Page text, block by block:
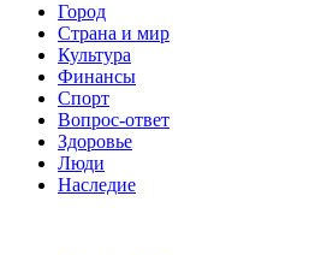
Город
Страна и мир
Культура
Финансы
Спорт
Вопрос-ответ
Здоровье
Люди
Наследие